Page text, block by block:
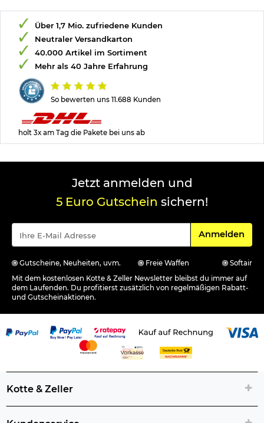
So bewerten uns 11.688 Kunden
Über 1,7 Mio. zufriedene Kunden
Neutraler Versandkarton
40.000 Artikel im Sortiment
Mehr als 40 Jahre Erfahrung
holt 3x am Tag die Pakete bei uns ab
Jetzt anmelden und
5 Euro Gutschein sichern!
Für den
Anmelden
Gutscheine, Neuheiten, uvm. Freie Waffen
Softair
Mit dem kostenlosen Kotte & Zeller Newsletter bleibst du immer auf
dem Laufenden. Du profitierst zusätzlich von regelmäßigen Rabatt-
und Gutscheinaktionen.
Kotte & Zeller